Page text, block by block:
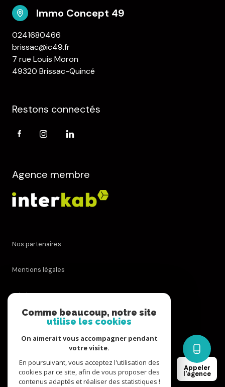
Appeler
l'agence
Immo Concept 49
0241680466
brissac@ic49.fr
7 rue Louis Moron
49320 Brissac-Quincé
Restons connectés
Agence membre
Nos partenaires
Mentions légales
Admin
Nos honoraires
Cookies
Comme beaucoup, notre site
utilise les cookies
On aimerait vous accompagner pendant
votre visite.
En poursuivant, vous acceptez l'utilisation des
cookies par ce site, afin de vous proposer des
contenus adaptés et réaliser des statistiques !